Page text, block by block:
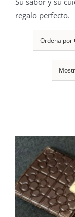
regalo perfecto.
Ordena por